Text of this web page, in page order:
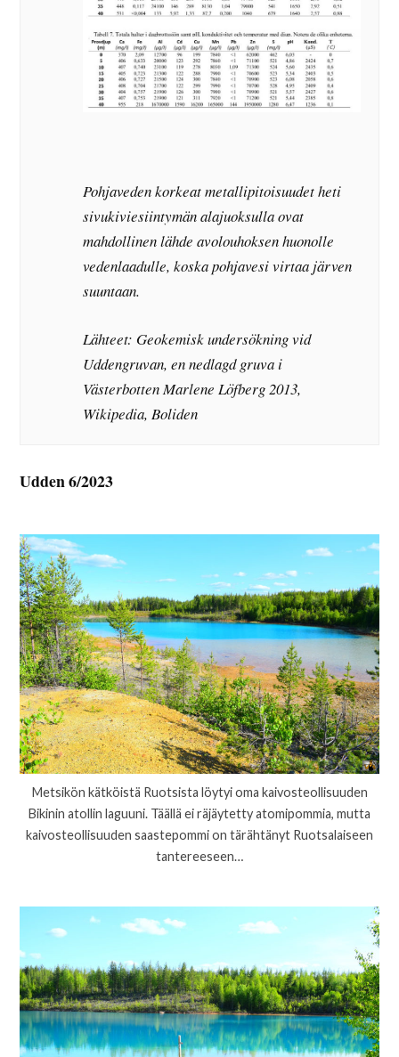
Pohjaveden korkeat metallipitoisuudet heti
sivukiviesiintymän alajuoksulla ovat
mahdollinen lähde avolouhoksen huonolle
vedenlaadulle, koska pohjavesi virtaa järven
suuntaan.
Lähteet: Geokemisk undersökning vid
Uddengruvan, en nedlagd gruva i
Västerbotten Marlene Löfberg 2013,
Wikipedia, Boliden
Udden 6/2023
Metsikön kätköistä Ruotsista löytyi oma kaivosteollisuuden
Bikinin atollin laguuni. Täällä ei räjäytetty atomipommia, mutta
kaivosteollisuuden saastepommi on tärähtänyt Ruotsalaiseen
tantereeseen…